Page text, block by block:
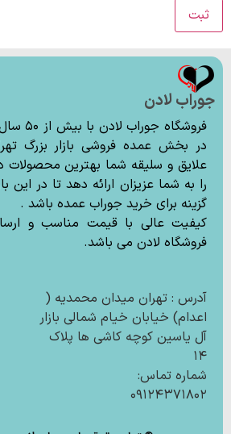
جوراب لادن
فروشگاه
در بخش عمده فروشی بازار بزرگ
علایق و سلیقه شما بهترین
را به شما عزیزان ارائه دهد تا در این
گزینه برای خرید جوراب عمده باشد .
کیفیت عالی با قیمت مناسب و
فروشگاه لادن می باشد.
آدرس : تهران میدان محمدیه (
اعدام) خیابان خیام شمالی بازار
آل یاسین کوچه کاشی ها پلاک
۱۴
شماره تماس:
۰۹۱۲۴۳۷۱۸۰۲